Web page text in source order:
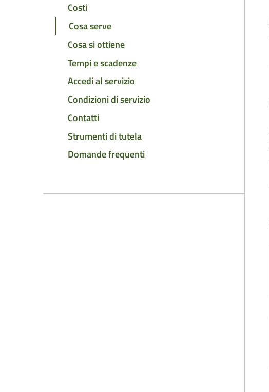
Costi
Cosa serve
Cosa si ottiene
Tempi e scadenze
Accedi al servizio
Condizioni di servizio
Contatti
Strumenti di tutela
Domande frequenti